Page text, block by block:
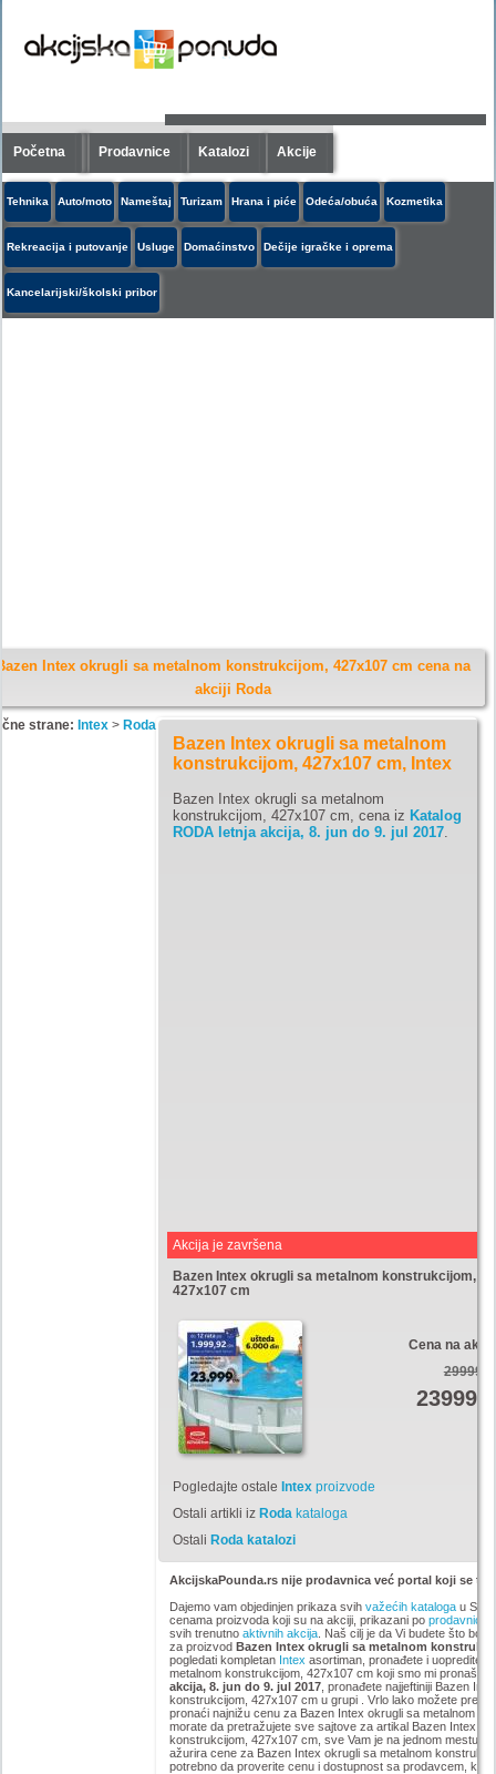
Početna Prodavnice Katalozi Akcije
Tehnika Auto/moto Nameštaj Turizam Hrana i piće Odeća/obuća Kozmetika
Rekreacija i putovanje Usluge Domaćinstvo Dečije igračke i oprema
Kancelarijski/školski pribor
Intex okrugli sa metalnom konstrukcijom, 427x107 cm cena na
akciji Roda
strane: Intex> Roda
Bazen Intex okrugli sa metalnom
konstrukcijom, 427x107 cm, Intex
Bazen Intex okrugli sa metalnom
konstrukcijom, 427x107 cm, cena iz Katalog
RODA letnja akcija, 8. jun do 9. jul 2017.
Akcija je završena
Bazen Intex okrugli sa metalnom konstrukcijom,
427x107 cm
Cena na
23999
Pogledajte ostale Intexproizvode
Ostali artikli iz Rodakataloga
Ostali Roda katalozi
AkcijskaPounda.rs nije prodavnica već portal koji se
Dajemo vam objedinjen prikaza svih važećih katalogau
cenama proizvoda koji su na akciji, prikazani po
svih trenutno aktivnih akcija. Naš cilj je da Vi budete što
za proizvod Bazen Intex okrugli sa metalnom
pogledati kompletan Intex asortiman, pronađete i uopredite
metalnom konstrukcijom, 427x107 cm koji smo mi pronašli
akcija, 8. jun do 9. jul 2017, pronađete najjeftiniji Bazen
konstrukcijom, 427x107 cm u grupi . Vrlo lako možete
pronaći najnižu cenu za Bazen Intex okrugli sa metalnom
morate da pretražujete sve sajtove za artikal Bazen Intex
konstrukcijom, 427x107 cm, sve Vam je na jednom mestu.
ažurira cene za Bazen Intex okrugli sa metalnom
potrebno da proverite cenu i dostupnost sa prodavcem, kao